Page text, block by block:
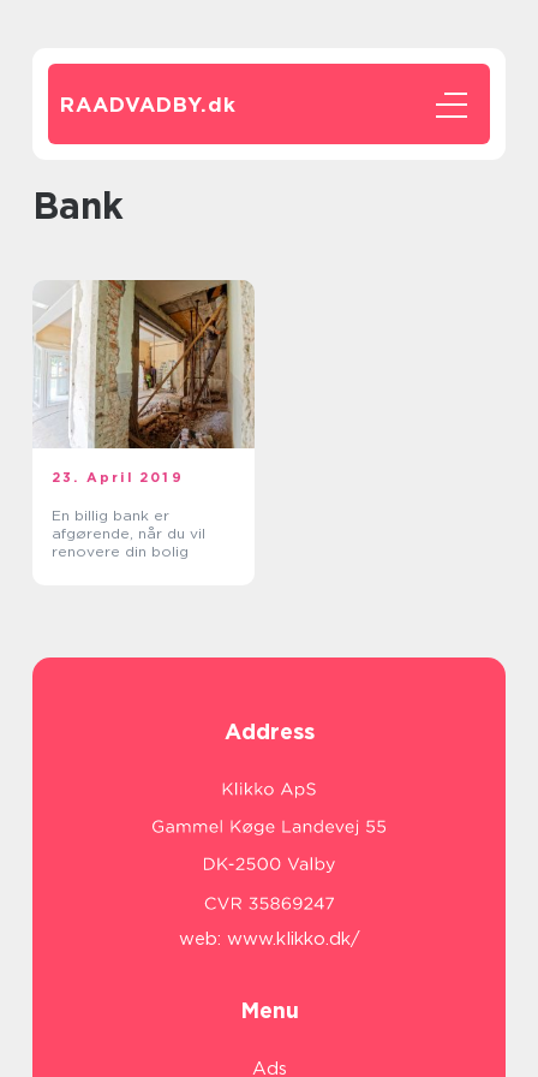
RAADVADBY.dk
bank
23. April 2019
En billig bank er
afgørende, når du vil
renovere din bolig
Address
web: www.klikko.dk/
Menu
Ads